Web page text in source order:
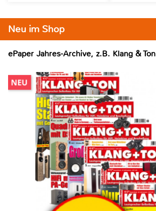
Neu im Shop
ePaper Jahres-Archive, z.B. Klang & Ton